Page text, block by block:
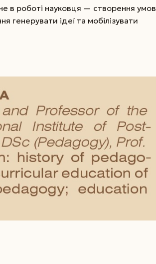
в роботі науковця — створення умов
генерувати ідеї та мобілізувати